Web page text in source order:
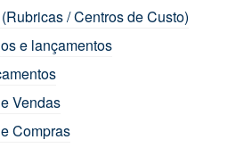
/ Centros de Custo)
e lançamentos
Vendas
Compras